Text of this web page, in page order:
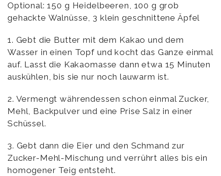
Optional: 150 g Heidelbeeren, 100 g grob
gehackte Walnüsse, 3 klein geschnittene Äpfel
1. Gebt die Butter mit dem Kakao und dem
Wasser in einen Topf und kocht das Ganze einmal
auf. Lasst die Kakaomasse dann etwa 15 Minuten
auskühlen, bis sie nur noch lauwarm ist.
2. Vermengt währendessen schon einmal Zucker,
Mehl, Backpulver und eine Prise Salz in einer
Schüssel.
3. Gebt dann die Eier und den Schmand zur
Zucker-Mehl-Mischung und verrührt alles bis ein
homogener Teig entsteht.